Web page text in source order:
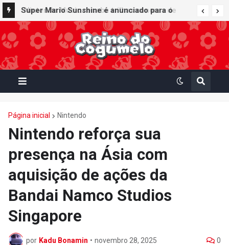
Super Mario Sunshine é anunciado para o
Nintendo GameCube - Nintendo Classics do
Nintendo Switch Online
Página inicial Nintendo
Nintendo reforça sua
presença na Ásia com
aquisição de ações da
Bandai Namco Studios
Singapore
por Kadu Bonamin • novembro 28, 2025 0